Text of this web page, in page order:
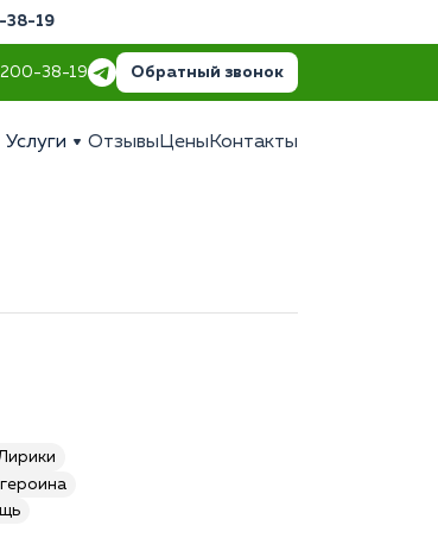
38-19
38-19 Обратный звонок
Услуги Отзывы Цены Контакты